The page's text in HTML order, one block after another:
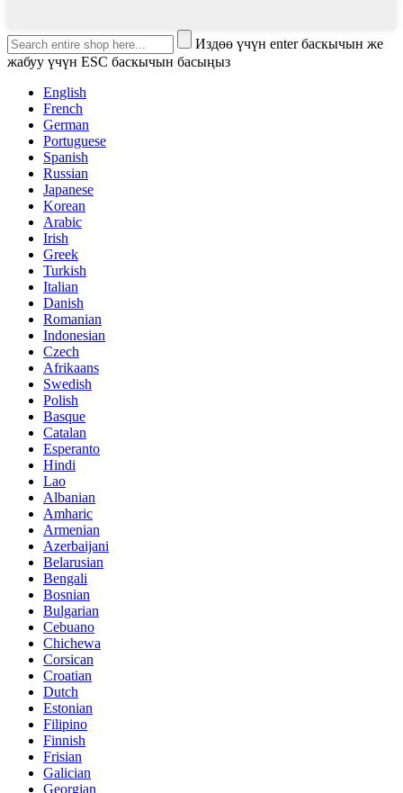
Издөө үчүн enter баскычын же
жабуу үчүн ESC баскычын басыңыз
English
French
German
Portuguese
Spanish
Russian
Japanese
Korean
Arabic
Irish
Greek
Turkish
Italian
Danish
Romanian
Indonesian
Czech
Afrikaans
Swedish
Polish
Basque
Catalan
Esperanto
Hindi
Lao
Albanian
Amharic
Armenian
Azerbaijani
Belarusian
Bengali
Bosnian
Bulgarian
Cebuano
Chichewa
Corsican
Croatian
Dutch
Estonian
Filipino
Finnish
Frisian
Galician
Georgian